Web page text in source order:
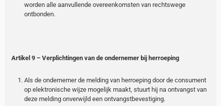
worden alle aanvullende overeenkomsten van rechtswege
ontbonden.
Artikel 9 – Verplichtingen van de ondernemer bij herroeping
Als de ondernemer de melding van herroeping door de consument
op elektronische wijze mogelijk maakt, stuurt hij na ontvangst van
deze melding onverwijld een ontvangstbevestiging.